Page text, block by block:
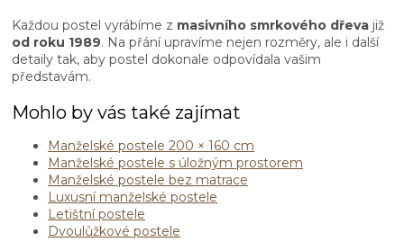
v
k
y
p
i
s
u
Každou postel vyrábíme z masivního smrkového dřeva již
od roku 1989. Na přání upravíme nejen rozměry, ale i další
detaily tak, aby postel dokonale odpovídala vašim
představám.
Mohlo by vás také zajímat
Manželské postele 200 × 160 cm
Manželské postele s úložným prostorem
Manželské postele bez matrace
Luxusní manželské postele
Letištní postele
Dvoulůžkové postele